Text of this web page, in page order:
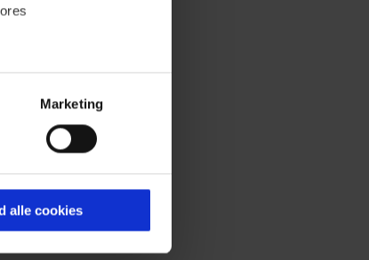
indhold til dig.
forbindelse med
Marketing
alle cookies